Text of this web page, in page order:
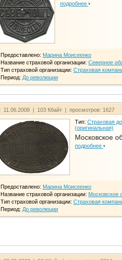
подробнее
Предоставлено: Марина Моисеенко
Название страховой организации: Северное
Тип страховой организации: Страховая
Период: До революции
11.06.2008 | 103 Кбайт | просмотров: 1627
Тип: Страховая
(оригинальная)
Московское
подробнее
Предоставлено: Марина Моисеенко
Название страховой организации: Московское
Тип страховой организации: Страховая
Период: До революции